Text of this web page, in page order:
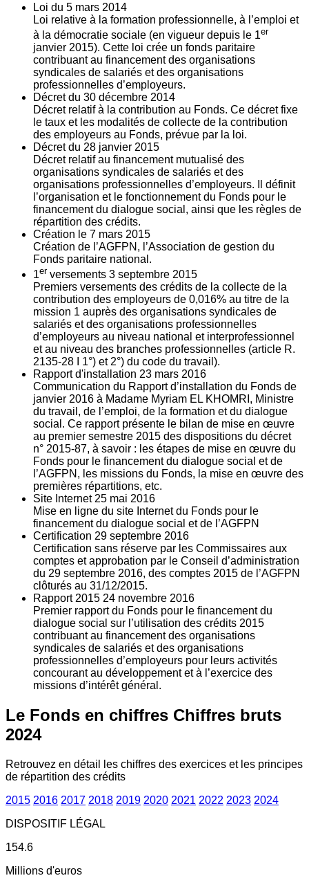
Loi du 5 mars 2014
Loi relative à la formation professionnelle, à l’emploi et
à la démocratie sociale (en vigueur depuis le 1er
janvier 2015). Cette loi crée un fonds paritaire
contribuant au financement des organisations
syndicales de salariés et des organisations
professionnelles d’employeurs.
Décret du 30 décembre 2014
Décret relatif à la contribution au Fonds. Ce décret fixe
le taux et les modalités de collecte de la contribution
des employeurs au Fonds, prévue par la loi.
Décret du 28 janvier 2015
Décret relatif au financement mutualisé des
organisations syndicales de salariés et des
organisations professionnelles d’employeurs. Il définit
l’organisation et le fonctionnement du Fonds pour le
financement du dialogue social, ainsi que les règles de
répartition des crédits.
Création le 7 mars 2015
Création de l’AGFPN, l’Association de gestion du
Fonds paritaire national.
1er versements 3 septembre 2015
Premiers versements des crédits de la collecte de la
contribution des employeurs de 0,016% au titre de la
mission 1 auprès des organisations syndicales de
salariés et des organisations professionnelles
d’employeurs au niveau national et interprofessionnel
et au niveau des branches professionnelles (article R.
2135‐28 I 1°) et 2°) du code du travail).
Rapport d'installation 23 mars 2016
Communication du Rapport d’installation du Fonds de
janvier 2016 à Madame Myriam EL KHOMRI, Ministre
du travail, de l’emploi, de la formation et du dialogue
social. Ce rapport présente le bilan de mise en œuvre
au premier semestre 2015 des dispositions du décret
n° 2015-87, à savoir : les étapes de mise en œuvre du
Fonds pour le financement du dialogue social et de
l’AGFPN, les missions du Fonds, la mise en œuvre des
premières répartitions, etc.
Site Internet 25 mai 2016
Mise en ligne du site Internet du Fonds pour le
financement du dialogue social et de l’AGFPN
Certification 29 septembre 2016
Certification sans réserve par les Commissaires aux
comptes et approbation par le Conseil d’administration
du 29 septembre 2016, des comptes 2015 de l’AGFPN
clôturés au 31/12/2015.
Rapport 2015 24 novembre 2016
Premier rapport du Fonds pour le financement du
dialogue social sur l’utilisation des crédits 2015
contribuant au financement des organisations
syndicales de salariés et des organisations
professionnelles d’employeurs pour leurs activités
concourant au développement et à l’exercice des
missions d’intérêt général.
Le Fonds en chiffres Chiffres bruts
2024
Retrouvez en détail les chiffres des exercices et les principes
de répartition des crédits
2015 2016 2017 2018 2019 2020 2021 2022 2023 2024
DISPOSITIF LÉGAL
154.6
Millions d'euros